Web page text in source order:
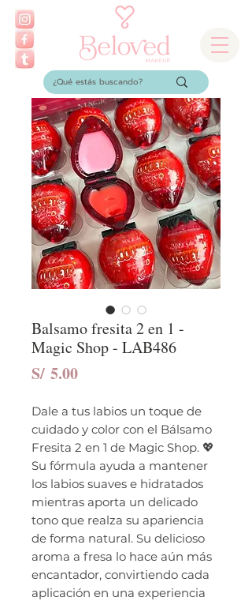
Balsamo fresita 2 en 1 -
Magic Shop - LAB486
S/ 5.00Precio
Dale a tus labios un toque de
cuidado y color con el Bálsamo
Fresita 2 en 1 de Magic Shop. 💖
Su fórmula ayuda a mantener
los labios suaves e hidratados
mientras aporta un delicado
tono que realza su apariencia
de forma natural. Su delicioso
aroma a fresa lo hace aún más
encantador, convirtiendo cada
aplicación en una experiencia